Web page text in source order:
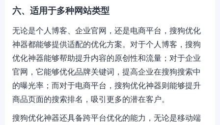
六、适用于多种网站类型
无论是个人博客、企业官网，还是电商平台，搜狗优化
神器都能够提供适配的优化方案。对于个人博客，搜狗
优化神器能够帮助提升内容的原创性和流量；对于企业
官网，它能够优化品牌关键词，提高企业在搜狗搜索中
的曝光率；而对于电商平台，搜狗优化神器则能够提升
商品页面的搜索排名，吸引更多的潜在客户。
搜狗优化神器还具备跨平台优化的能力，无论是移动端